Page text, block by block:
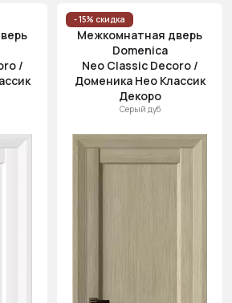
/
- 15% скидка
Межкомнатная дверь
Domenica
Neo Classic Decoro /
Доменика Нео Классик
Декоро
Серый дуб